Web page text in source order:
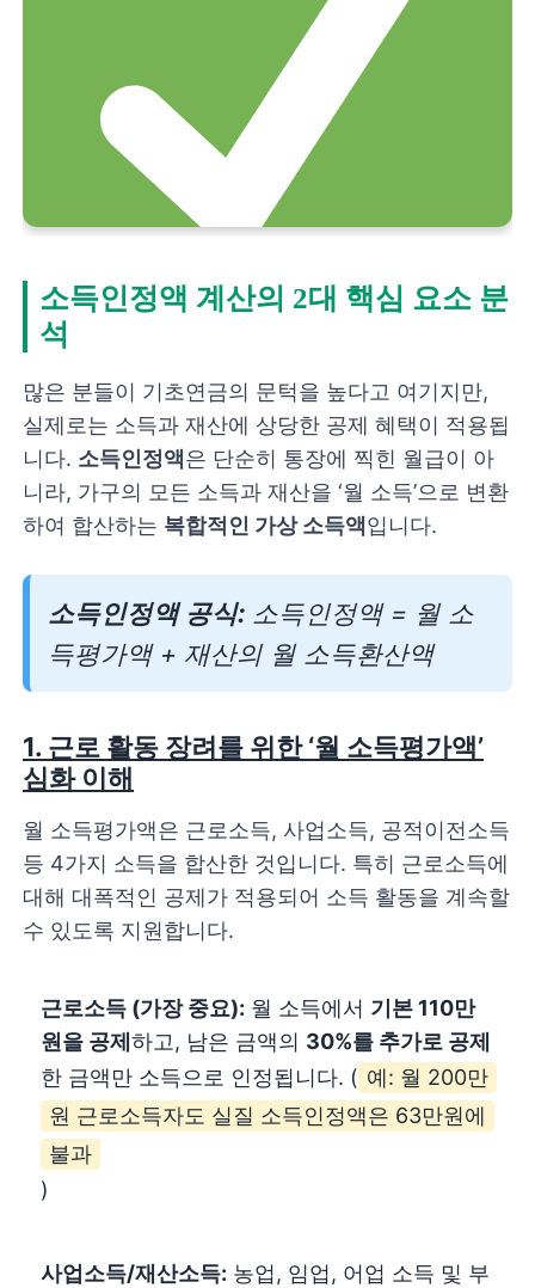
소득인정액 계산의 2대 핵심 요소 분
석
많은 분들이 기초연금의 문턱을 높다고 여기지만,
실제로는 소득과 재산에 상당한 공제 혜택이 적용됩
니다. 소득인정액은 단순히 통장에 찍힌 월급이 아
니라, 가구의 모든 소득과 재산을 ‘월 소득’으로 변환
하여 합산하는 복합적인 가상 소득액입니다.
소득인정액 공식: 소득인정액 = 월 소
득평가액+ 재산의 월 소득환산액
1. 근로 활동 장려를 위한 ‘월 소득평가액’
심화 이해
월 소득평가액은 근로소득, 사업소득, 공적이전소득
등 4가지 소득을 합산한 것입니다. 특히 근로소득에
대해 대폭적인 공제가 적용되어 소득 활동을 계속할
수 있도록 지원합니다.
근로소득 (가장 중요): 월 소득에서 기본 110만
원을 공제하고, 남은 금액의 30%를 추가로 공제
한 금액만 소득으로 인정됩니다. ( 예: 월 200만
원 근로소득자도 실질 소득인정액은 63만원에
불과
)
사업소득/재산소득: 농업, 임업, 어업 소득 및 부